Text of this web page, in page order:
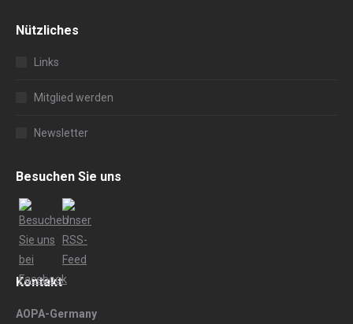
Nützliches
Links
Mitglied werden
Newsletter
Besuchen Sie uns
Kontakt
AOPA-Germany